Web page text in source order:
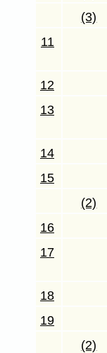
(3)
11
12
13
14
15
(2)
16
17
18
19
(2)